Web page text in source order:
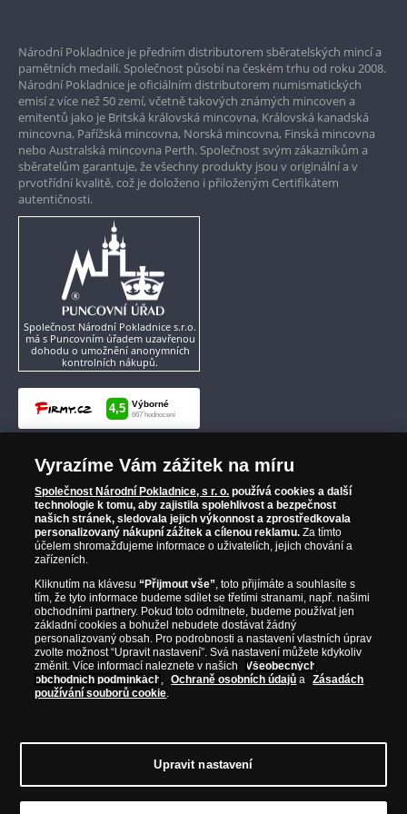
Garance nejvyšší kvality
Pouze originální produkty
Národní Pokladnice je předním distributorem sběratelských mincí a
pamětních medailí. Společnost působí na českém trhu od roku 2008.
Národní Pokladnice je oficiálním distributorem numismatických
emisí z více než 50 zemí, včetně takových známých mincoven a
emitentů jako je Britská královská mincovna, Královská kanadská
mincovna, Pařížská mincovna, Norská mincovna, Finská mincovna
nebo Australská mincovna Perth. Společnost svým zákazníkům a
sběratelům garantuje, že všechny produkty jsou v originální a v
prvotřídní kvalitě, což je doloženo i přiloženým Certifikátem
autentičnosti.
Společnost Národní Pokladnice s.r.o.
má s Puncovním úřadem uzavřenou
dohodu o umožnění anonymních
kontrolních nákupů.
Vyrazíme Vám zážitek na míru
Společnost Národní Pokladnice, s r. o. používá cookies a další
technologie k tomu, aby zajistila spolehlivost a bezpečnost
našich stránek, sledovala jejich výkonnost a zprostředkovala
personalizovaný nákupní zážitek a cílenou reklamu. Za tímto
účelem shromažďujeme informace o uživatelích, jejich chování a
zařízeních.
Kliknutím na klávesu“Přijmout vše”, toto přijímáte a souhlasíte s
tím, že tyto informace budeme sdílet se třetími stranami, např. našimi
obchodními partnery. Pokud toto odmítnete, budeme používat jen
základní cookies a bohužel nebudete dostávat žádný
personalizovaný obsah. Pro podrobnosti a nastavení vlastních úprav
zvolte možnost “Upravit nastavení”. Svá nastavení můžete kdykoliv
změnit. Více informací naleznete v našich
Všeobecných
obchodních podmínkách , Ochraně osobních údajů a
Zásadách
používání souborů cookie.
Upravit nastavení